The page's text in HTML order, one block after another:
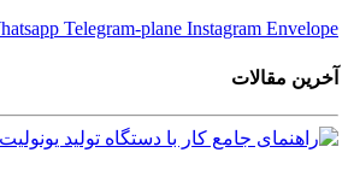
Telegram-plane Instagram Envelope
آخرین مقالات